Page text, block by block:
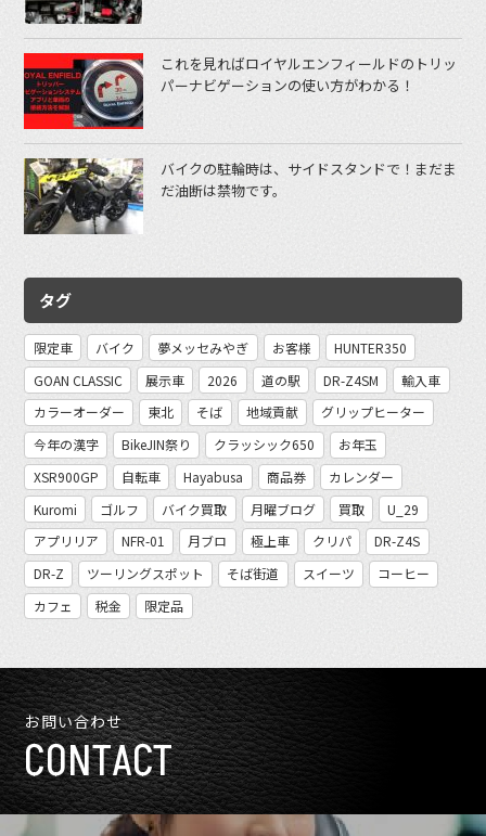
これを見ればロイヤルエンフィールドのトリッ
パーナビゲーションの使い方がわかる！
バイクの駐輪時は、サイドスタンドで！まだま
だ油断は禁物です。
タグ
限定車 バイク 夢メッセみやぎ お客様
HUNTER350
GOAN CLASSIC
展示車 2026 道の駅 DR-Z4SM
輸入車
カラーオーダー
東北 そば 地域貢献
グリップヒーター
今年の漢字
BikeJIN祭り クラッシック650
お年玉
XSR900GP
自転車 Hayabusa 商品券
カレンダー
Kuromi
ゴルフ バイク買取 月曜ブログ 買取
U_29
アプリリア
NFR-01 月ブロ 極上車 クリパ
DR-Z4S
DR-Z
ツーリングスポット そば街道 スイーツ
コーヒー
カフェ
税金 限定品
お問い合わせ
CONTACT